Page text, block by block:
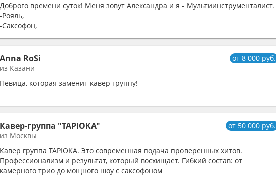
Доброго времени суток! Меня зовут Александра и я - Мультиинструменталист.
-Рояль,
-Саксофон,
-Dj.
На самый разнообразный и взыскательный вкус)
Anna RoSi
от 8 000 руб.
из Казани
Певица, которая заменит кавер группу!
Кавер-группа "TAPIOKA"
от 50 000 руб.
из Москвы
Кавер группа TAPIOKA. Это современная подача проверенных хитов.
Профессионализм и результат, который восхищает. Гибкий состав: от
камерного трио до мощного шоу с саксофоном